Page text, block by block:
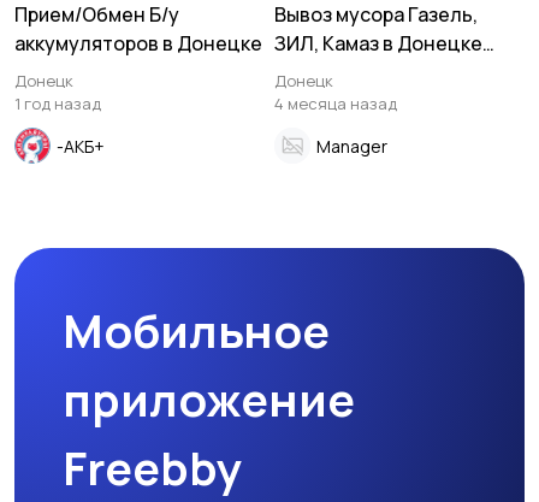
Прием/Обмен Б/у
аккумуляторов в Донецке
Донецк
1 год назад
-АКБ+
Вывоз мусора Газель,
ЗИЛ, Камаз в Донецке
Макеевке ДНР
Донецк
4 месяца назад
Manager
Мобильное
приложение
Freebby